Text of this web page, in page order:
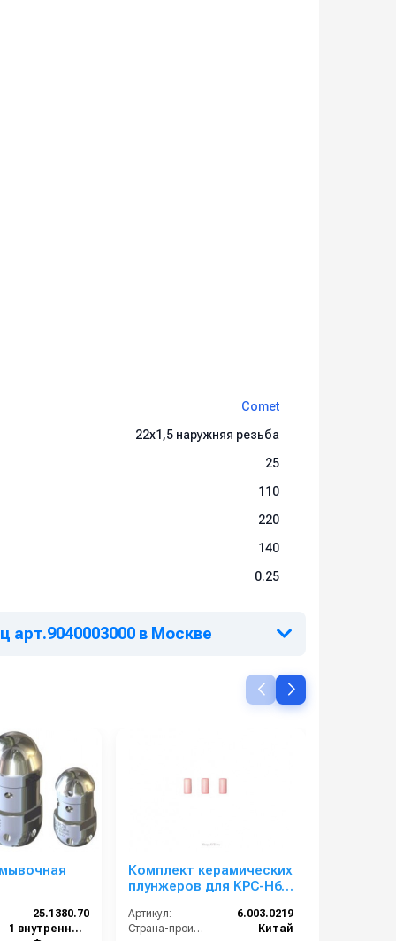
Comet
22х1,5 наружняя резьба
25
110
220
140
0.25
арт.9040003000 в Москве
размер 70,
25.1380.70
1 внутренняя резьба
Комплект керамических
плунжеров для KPC-H6
H9 2818 6.003.0219
Артикул:
6.003.0219
Страна-производитель:
Китай